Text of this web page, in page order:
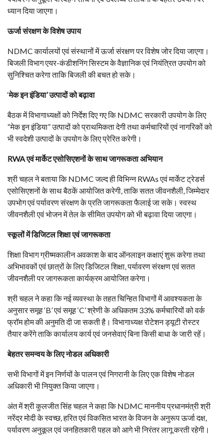
ध्यान दिया जाएगा।
ऊर्जा संरक्षण के विशेष उपाय
NDMC कार्यालयों एवं संस्थानों में ऊर्जा संरक्षण पर विशेष जोर दिया जाएगा।
बिजली विभाग एयर-कंडीशनिंग सिस्टम के वैज्ञानिक एवं नियंत्रित उपयोग को
सुनिश्चित करेगा ताकि बिजली की बचत हो सके।
‘मेक इन इंडिया’ उत्पादों को बढ़ावा
बैठक में विभागाध्यक्षों को निर्देश दिए गए कि NDMC सरकारी उपयोग के लिए
“मेक इन इंडिया” उत्पादों को प्राथमिकता देगी तथा कर्मचारियों एवं नागरिकों को
भी स्वदेशी उत्पादों के उपयोग के लिए प्रेरित करेगी।
RWA एवं मार्केट एसोसिएशनों के साथ जागरूकता अभियान
श्री चहल ने बताया कि NDMC जल्द ही विभिन्न RWAs एवं मार्केट ट्रेडर्स
एसोसिएशनों के साथ बैठकें आयोजित करेगी, ताकि सतत जीवनशैली, जिम्मेदार
उपभोग एवं पर्यावरण संरक्षण के प्रति जागरूकता फैलाई जा सके। स्वस्थ
जीवनशैली एवं भोजन में तेल के सीमित उपयोग को भी बढ़ावा दिया जाएगा।
स्कूलों में डिजिटल शिक्षा एवं जागरूकता
शिक्षा विभाग ग्रीष्मकालीन अवकाश के बाद ऑनलाइन कक्षाएं शुरू करेगा तथा
अभिभावकों एवं छात्रों के लिए डिजिटल शिक्षा, पर्यावरण संरक्षण एवं सतत
जीवनशैली पर जागरूकता कार्यक्रम आयोजित करेगा।
श्री चहल ने कहा कि नई व्यवस्था के तहत चिन्हित विभागों में आवश्यकता के
अनुसार समूह ‘B’ एवं समूह ‘C’ श्रेणी के अधिकतम 33% कर्मचारियों को वर्क
फ्रॉम होम की अनुमति दी जा सकती है। विभागाध्यक्ष रोटेशन ड्यूटी रोस्टर
तैयार करेंगे ताकि कार्यालय कार्य एवं जनसेवाएं बिना किसी बाधा के जारी रहें।
बेहतर समन्वय के लिए नोडल अधिकारी
सभी विभागों में इन निर्णयों के पालन एवं निगरानी के लिए एक विशेष नोडल
अधिकारी भी नियुक्त किया जाएगा।
अंत में श्री कुलजीत सिंह चहल ने कहा कि NDMC माननीय प्रधानमंत्री श्री
नरेंद्र मोदी के स्वच्छ, हरित एवं विकसित भारत के विजन के अनुरूप ऊर्जा दक्ष,
पर्यावरण अनुकूल एवं जनहितकारी पहल को आगे भी निरंतर लागू करती रहेगी।